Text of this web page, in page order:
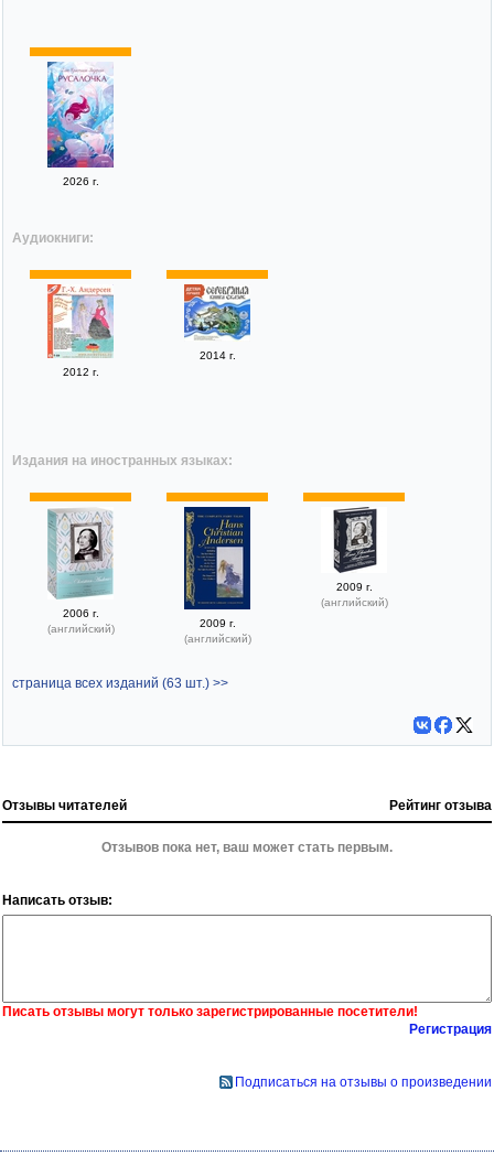
2026 г.
Аудиокниги:
2012 г.
2014 г.
Издания на иностранных языках:
2006 г.
(английский)
2009 г.
(английский)
2009 г.
(английский)
страница всех изданий (63 шт.) >>
Отзывы читателей Рейтинг отзыва
Отзывов пока нет, ваш может стать первым.
Написать отзыв:
Писать отзывы могут только зарегистрированные посетители!
Регистрация
Подписаться на отзывы о произведении